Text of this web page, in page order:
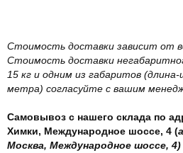
Стоимость доставки зависит от
Стоимость доставки
15 кг и одним из габаритов
метра) согласуйте с вашим
Самовывоз с нашего склада по
Химки, Международное шоссе, 4 (
Москва, Международное шоссе, 4)